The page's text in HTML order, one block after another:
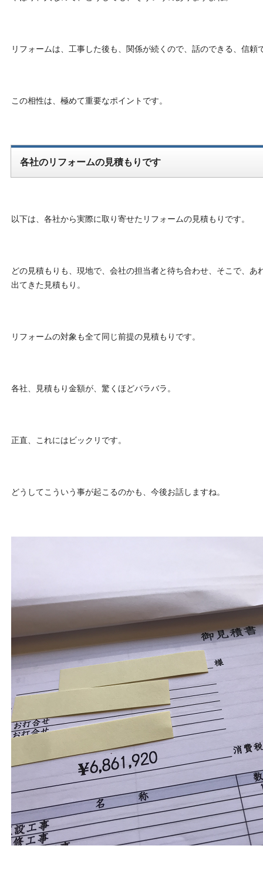
リフォームは、工事した後も、関係が続くので、話のできる、信頼
この相性は、極めて重要なポイントです。
各社のリフォームの見積もりです
以下は、各社から実際に取り寄せたリフォームの見積もりです。
どの見積もりも、現地で、会社の担当者と待ち合わせ、そこで、あ
出てきた見積もり。
リフォームの対象も全て同じ前提の見積もりです。
各社、見積もり金額が、驚くほどバラバラ。
正直、これにはビックリです。
どうしてこういう事が起こるのかも、今後お話しますね。